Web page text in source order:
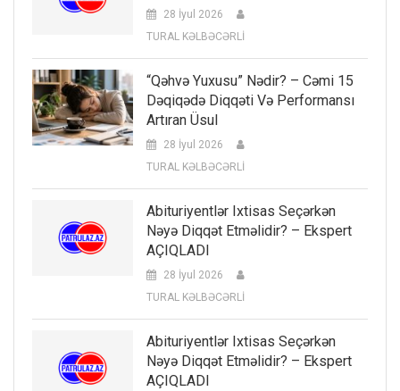
28 İyul 2026
TURAL KƏLBƏCƏRLİ
“Qəhvə Yuxusu” Nədir? – Cəmi 15
Dəqiqədə Diqqəti Və Performansı
Artıran Üsul
28 İyul 2026
TURAL KƏLBƏCƏRLİ
Abituriyentlər Ixtisas Seçərkən
Nəyə Diqqət Etməlidir? – Ekspert
AÇIQLADI
28 İyul 2026
TURAL KƏLBƏCƏRLİ
Abituriyentlər Ixtisas Seçərkən
Nəyə Diqqət Etməlidir? – Ekspert
AÇIQLADI